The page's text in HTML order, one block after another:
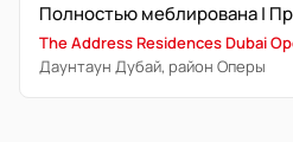
The Address Residences Dubai
Даунтаун Дубай, район Оперы